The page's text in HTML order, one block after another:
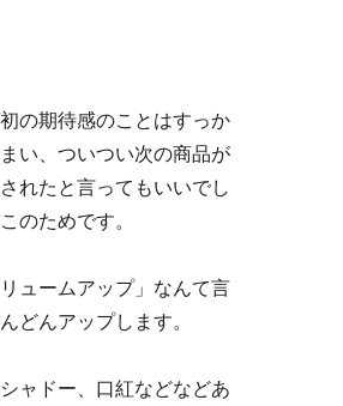
の期待感のことはすっか
い、ついつい次の商品が
れたと言ってもいいでし
のためです。
ュームアップ」なんて言
どんアップします。
ャドー、口紅などなどあ